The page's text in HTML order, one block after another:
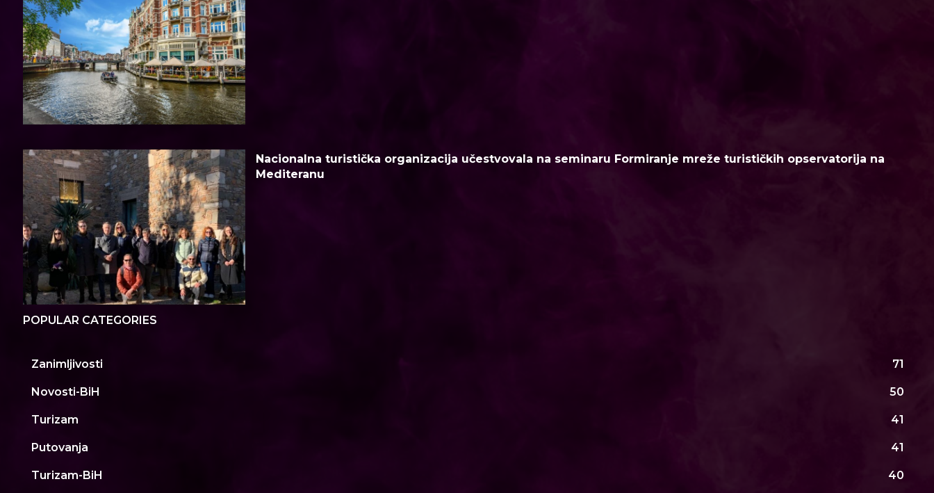
Nacionalna turistička organizacija učestvovala na seminaru Formiranje mreže turističkih opservatorija na
Mediteranu
POPULAR CATEGORIES
Zanimljivosti 71
Novosti-BiH 50
Turizam 41
Putovanja 41
Turizam-BiH 40